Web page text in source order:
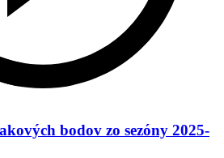
bodov zo sezóny 2025-